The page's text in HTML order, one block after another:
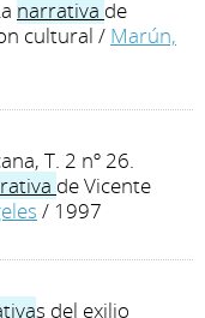
narrativa de
cultural / Marún,
T. 2 nº 26.
de Vicente
/ 1997
s del exilio